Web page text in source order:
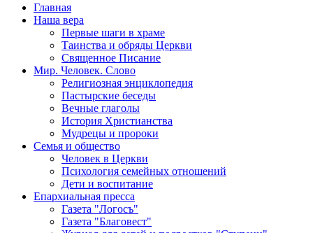
Главная
Наша вера
Первые шаги в храме
Таинства и обряды Церкви
Священное Писание
Мир. Человек. Слово
Религиозная энциклопедия
Пастырские беседы
Вечные глаголы
История Христианства
Мудрецы и пророки
Семья и общество
Человек в Церкви
Психология семейных отношений
Дети и воспитание
Епархиальная пресса
Газета "Логосъ"
Газета "Благовест"